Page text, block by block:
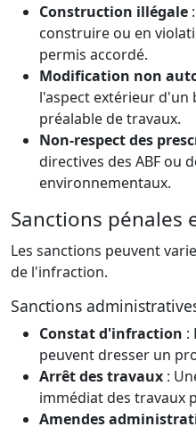
Construction illégale
construire ou en
permis accordé.
Modification non
l'aspect extérieur d'un
préalable de travaux.
Non-respect des
directives des ABF ou
environnementaux.
Sanctions pénales
Les sanctions peuvent
de l'infraction.
Sanctions
Constat d'infraction :
peuvent dresser un
Arrêt des travaux :
immédiat des travaux
Amendes